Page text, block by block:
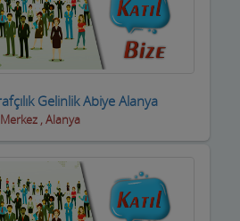
Gelinlik Abiye Alanya
Merkez , Alanya